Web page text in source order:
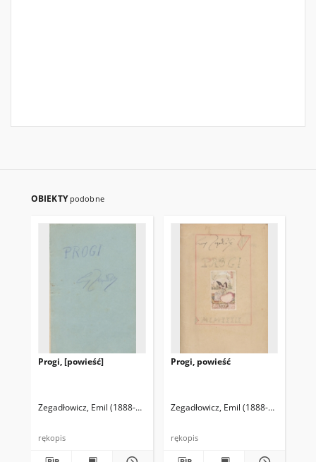
OBIEKTY podobne
Progi, [powieść]
Zegadłowicz, Emil (1888-1941)
rękopis
Progi, powieść
Zegadłowicz, Emil (1888-1941)
rękopis